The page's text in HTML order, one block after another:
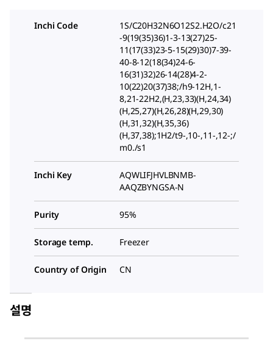
Inchi Code
1S/C20H32N6O12S2.H2O/c21
-9(19(35)36)1-3-13(27)25-
11(17(33)23-5-15(29)30)7-39-
40-8-12(18(34)24-6-
16(31)32)26-14(28)4-2-
10(22)20(37)38;/h9-12H,1-
8,21-22H2,(H,23,33)(H,24,34)
(H,25,27)(H,26,28)(H,29,30)
(H,31,32)(H,35,36)
(H,37,38);1H2/t9-,10-,11-,12-;/
m0./s1
Inchi Key
AQWLIFJHVLBNMB-
AAQZBYNGSA-N
Purity 95%
Storage temp. Freezer
Country of Origin CN
설명